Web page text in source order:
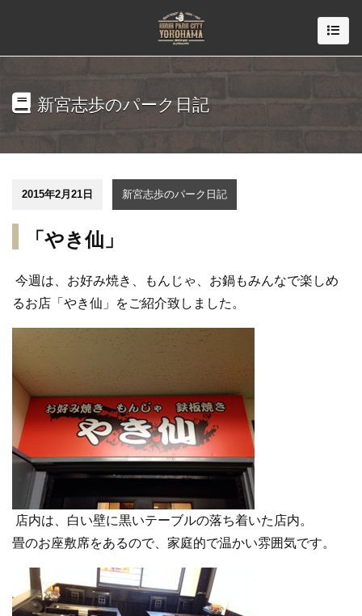
新宮志歩のパーク日記
2015年2月21日 新宮志歩のパーク日記
「やき仙」
今週は、お好み焼き、もんじゃ、お鍋もみんなで楽しめ
るお店「やき仙」をご紹介致しました。
店内は、白い壁に黒いテーブルの落ち着いた店内。
畳のお座敷席をあるので、家庭的で温かい雰囲気です。